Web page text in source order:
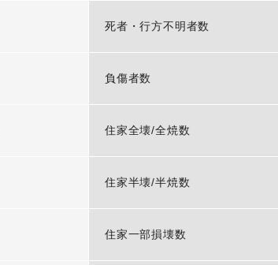
死者・行方不明者数
負傷者数
住家全壊/全焼数
住家半壊/半焼数
住家一部損壊数